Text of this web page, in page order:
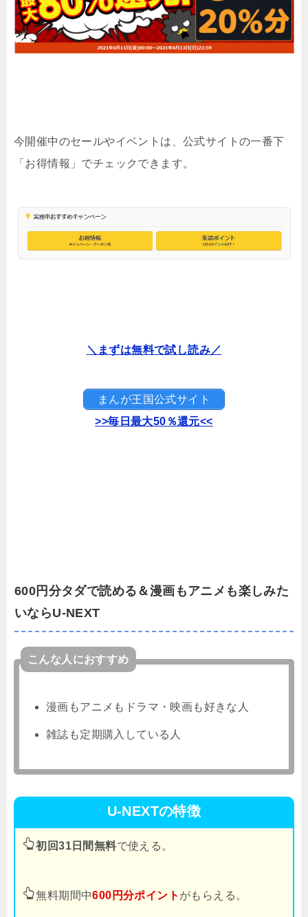
今開催中のセールやイベントは、公式サイトの一番下
「お得情報」でチェックできます。
＼まずは無料で試し読み／
まんが王国公式サイト
>>毎日最大50％還元<<
600円分タダで読める＆漫画もアニメも楽しみた
いならU-NEXT
こんな人におすすめ
漫画もアニメもドラマ・映画も好きな人
雑誌も定期購入している人
U-NEXTの特徴
初回31日間無料で使える。
無料期間中600円分ポイント がもらえる。